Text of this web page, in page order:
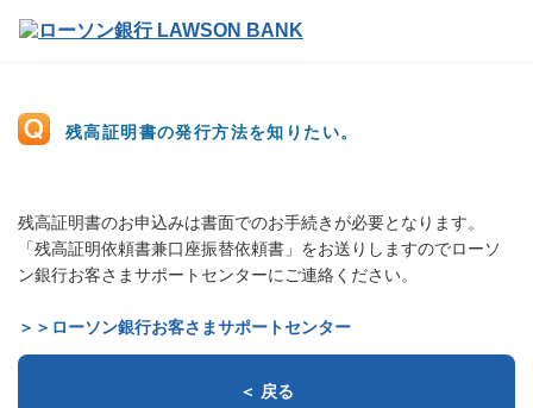
残高証明書の発行方法を知りたい。
残高証明書のお申込みは書面でのお手続きが必要となります。
「残高証明依頼書兼口座振替依頼書」をお送りしますのでローソ
ン銀行お客さまサポートセンターにご連絡ください。
＞＞ローソン銀行お客さまサポートセンター
＜ 戻る